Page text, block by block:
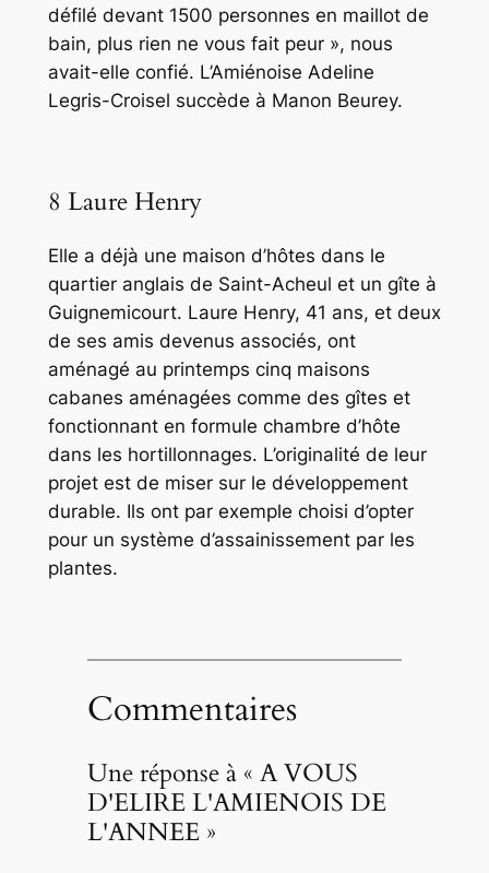
défilé devant 1500 personnes en maillot de
bain, plus rien ne vous fait peur », nous
avait-elle confié. L’Amiénoise Adeline
Legris-Croisel succède à Manon Beurey.
8 Laure Henry
Elle a déjà une maison d’hôtes dans le
quartier anglais de Saint-Acheul et un gîte à
Guignemicourt. Laure Henry, 41 ans, et deux
de ses amis devenus associés, ont
aménagé au printemps cinq maisons
cabanes aménagées comme des gîtes et
fonctionnant en formule chambre d’hôte
dans les hortillonnages. L’originalité de leur
projet est de miser sur le développement
durable. Ils ont par exemple choisi d’opter
pour un système d’assainissement par les
plantes.
Commentaires
Une réponse à « A VOUS
D'ELIRE L'AMIENOIS DE
L'ANNEE »